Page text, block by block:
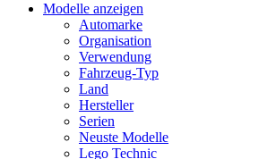
Modelle anzeigen
Automarke
Organisation
Verwendung
Fahrzeug-Typ
Land
Hersteller
Serien
Neuste Modelle
Lego Technic